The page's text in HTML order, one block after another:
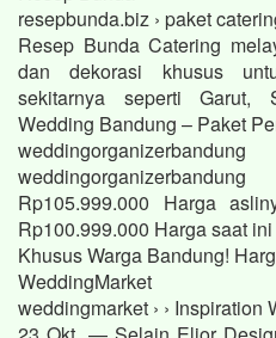
resepbunda.biz › paket
Resep Bunda Catering
dan dekorasi khusus
sekitarnya seperti Garut,
Wedding Bandung – Paket
weddingorganizerbandung
weddingorganizerbandung
Rp105.999.000 Harga
Rp100.999.000 Harga saat
Khusus Warga Bandung!
WeddingMarket
weddingmarket › › Inspiration